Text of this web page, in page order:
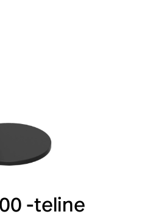
-teline